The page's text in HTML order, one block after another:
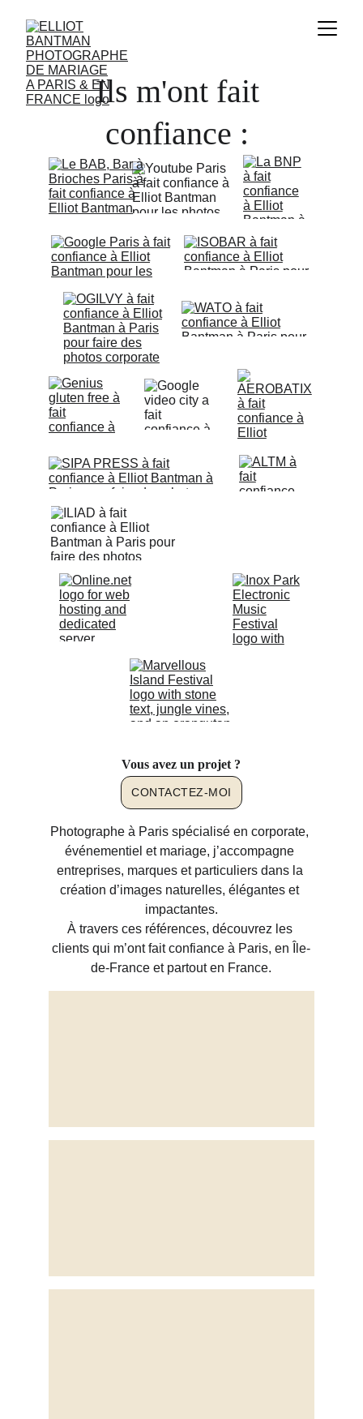
Vous avez un projet ?
CONTACTEZ-MOI
Ils m'ont fait
confiance :
Photographe à Paris spécialisé en corporate,
événementiel et mariage, j’accompagne
entreprises, marques et particuliers dans la
création d’images naturelles, élégantes et
impactantes.
À travers ces références, découvrez les
clients qui m’ont fait confiance à Paris, en Île-
de-France et partout en France.